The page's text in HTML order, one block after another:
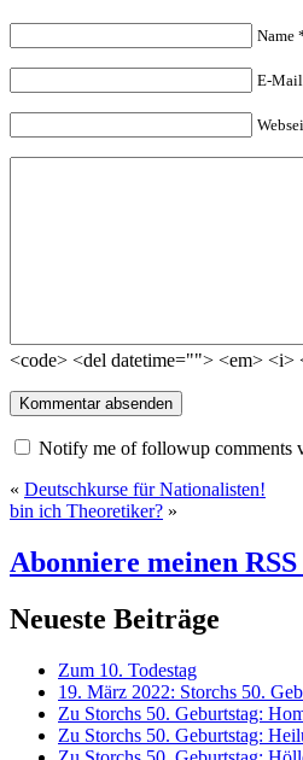
Name
E-Mail
<code> <del datetime=""> <em>
Notify me of followup comments
« Deutschkurse für Nationalisten!
bin ich Theoretiker? »
Abonniere meinen RSS
Neueste Beiträge
Zum 10. Todestag
19. März 2022: Storchs 50.
Zu Storchs 50. Geburtstag:
Zu Storchs 50. Geburtstag: